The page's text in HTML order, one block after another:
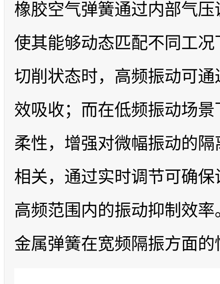
橡胶空气弹簧通过内部气
使其能够动态匹配不同工
切削状态时，高频振动可
效吸收；而在低频振动场
柔性，增强对微幅振动的
相关，通过实时调节可确
高频范围内的振动抑制效
金属弹簧在宽频隔振方面的